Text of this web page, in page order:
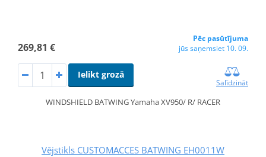
269,81 €
Pēc pasūtījuma
jūs saņemsiet 10. 09.
Ielikt grozā
Salīdzināt
WINDSHIELD BATWING Yamaha XV950/ R/ RACER
Vējstikls CUSTOMACCES BATWING EH0011W